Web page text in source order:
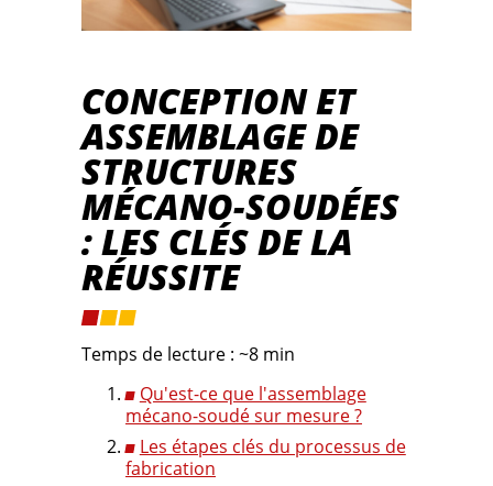
CONCEPTION ET
ASSEMBLAGE DE
STRUCTURES
MÉCANO-SOUDÉES
: LES CLÉS DE LA
RÉUSSITE
Temps de lecture : ~8 min
Qu'est-ce que l'assemblage
mécano-soudé sur mesure ?
Les étapes clés du processus de
fabrication